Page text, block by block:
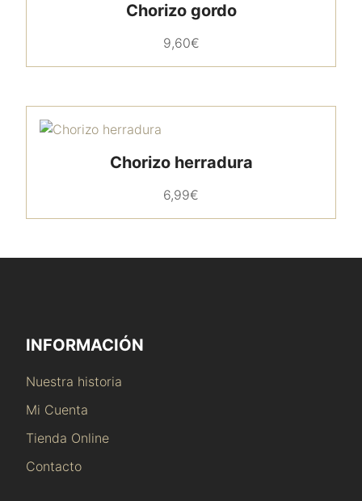
Chorizo gordo
9,60€
Chorizo herradura
6,99€
INFORMACIÓN
Nuestra historia
Mi Cuenta
Tienda Online
Contacto